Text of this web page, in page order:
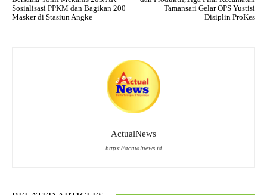
Sosialisasi PPKM dan Bagikan 200
Masker di Stasiun Angke
Tamansari Gelar OPS Yustisi
Disiplin ProKes
ActualNews
https://actualnews.id